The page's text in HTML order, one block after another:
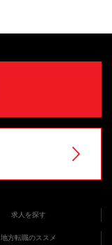
求人を探す
地方転職のススメ